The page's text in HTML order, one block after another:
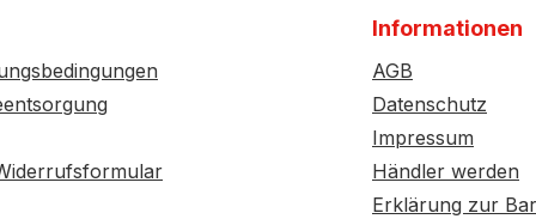
Informationen
AGB
Datenschutz
Impressum
Händler werden
Erklärung zur